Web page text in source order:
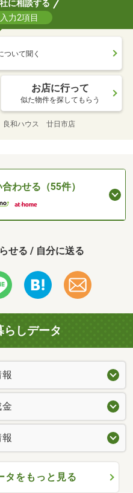
に相談する
力2項目
ついて聞く
お店に行って
似た物件を探してもらう
良和ハウス 廿日市店
わせる（55件）
せる / 自分に送る
らしデータ
タをもっと見る